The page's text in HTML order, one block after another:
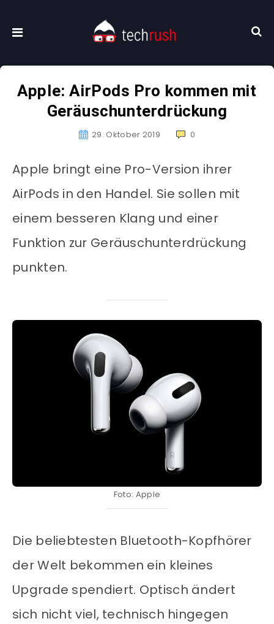
Apple: AirPods Pro kommen mit
Geräuschunterdrückung
29. Oktober 2019 0
Apple bringt eine Pro-Version ihrer
AirPods in den Handel. Sie sollen mit
einem besseren Klang und einer
Funktion zur Geräuschunterdrückung
punkten.
Foto: Apple
Die beliebtesten Bluetooth-Kopfhörer
der Welt bekommen ein kleines
Upgrade spendiert. Optisch ändert
sich nicht viel, technisch hingegen